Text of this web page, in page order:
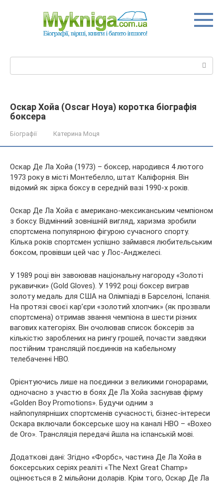
Оскар Хойа (Oscar Hoya) коротка біографія
боксера
Біографії Катерина Моця
Оскар Де Ла Хойа (1973) – боксер, народився 4 лютого
1973 року в місті Монтебелло, штат Каліфорнія. Він
відомий як зірка боксу в середній вазі 1990-х років.
Оскар Де Ла Хойа є американо-мексиканським чемпіоном
з боксу. Відмінний зовнішній вигляд, харизма зробили
спортсмена популярною фігурою сучасного спорту.
Кілька років спортсмен успішно займався любительським
боксом, провівши цей час у Лос-Анджелесі.
У 1989 році він завоював національну нагороду «Золоті
рукавички» (Gold Gloves). У 1992 році боксер виграв
золоту медаль для США на Олімпіаді в Барселоні, Іспанія.
На протязі своєї кар’єри «золотий хлопчик» (як прозвали
спортсмена) отримав звання чемпіона в шести різних
вагових категоріях. Він очолював список боксерів за
кількістю зароблених на рингу грошей, почасти завдяки
постійним трансляцій поєдинків на кабельному
телебаченні HBO.
Орієнтуючись лише на поєдинки з великими гонорарами,
одночасно з участю в боях Де Ла Хойа заснував фірму
«Golden Boy Promotions». Будучи одним з
найпопулярніших спортсменів сучасності, бізнес-інтереси
Оскара включали боксерське шоу на каналі HBO – «Boxeo
de Oro». Трансляція передачі йшла на іспанській мові.
Додаткові дані: Згідно «Форбс», частина Де Ла Хойа в
боксерських серіях реаліті «The Next Great Champ»
оцінюється в 2 мільйони доларів. Крім того, Оскар Де Ла